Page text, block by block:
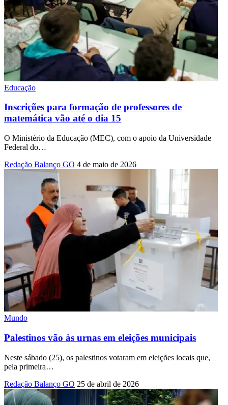
Educação
Inscrições para formação de professores de
matemática vão até o dia 15
O Ministério da Educação (MEC), com o apoio da Universidade
Federal do…
Redação Balanço GO 4 de maio de 2026
Mundo
Palestinos vão às urnas em eleições municipais
Neste sábado (25), os palestinos votaram em eleições locais que,
pela primeira…
Redação Balanço GO 25 de abril de 2026